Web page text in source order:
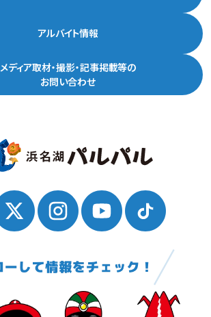
アルバイト情報
メディア取材・撮影・記事掲載等の
お問い合わせ